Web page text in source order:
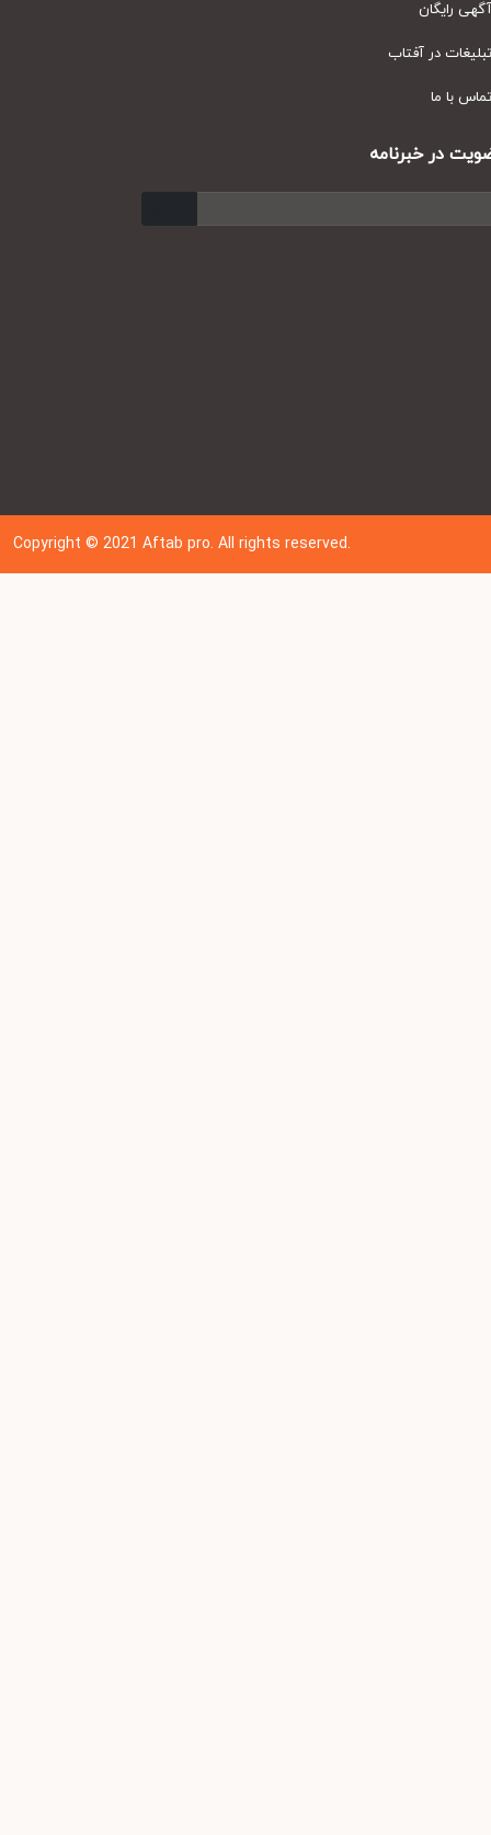
رایگان
در آفتاب
با ما
در خبرنامه
Copyright © 202 1Aftab pro. All rights reserved.